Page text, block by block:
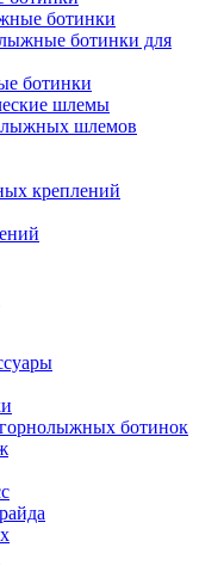
ботинки
ботинки для
ботинки
шлемы
шлемов
креплений
ботинок